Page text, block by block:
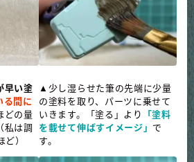
早い塗
る間に
どの量
私は調
）
▲少し湿らせた筆の先端に少量
の塗料を取り、パーツに乗せて
いきます。「塗る」より
「塗料
を載せて伸ばすイメージ」 で
す。